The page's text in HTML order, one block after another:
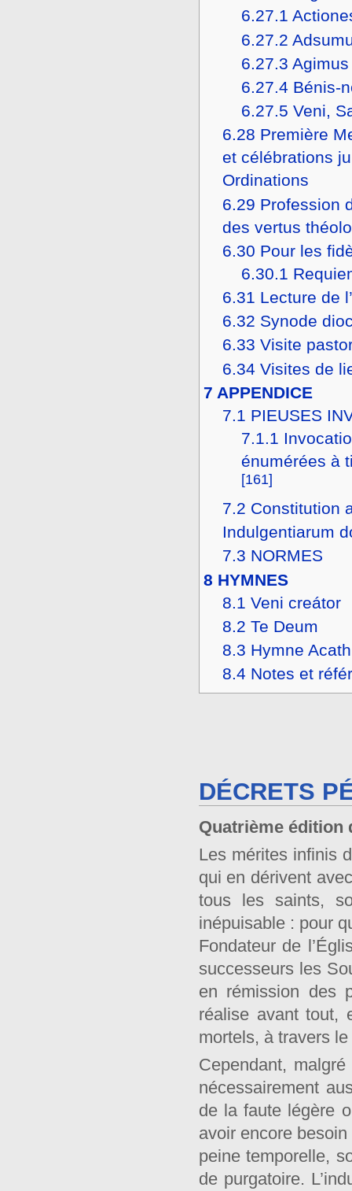
6.27.1
6.27.2
6.27.3
6.27.4 Bénis-
6.27.5 Veni,
6.28 Première
et célébrations
Ordinations
6.29 Profession
des vertus
6.30 Pour les
6.30.1
6.31 Lecture de
6.32 Synode
6.33 Visite
6.34 Visites de
7 APPENDICE
7.1 PIEUSES
7.1.1
énumérées à
[161]
7.2 Constitution
Indulgentiarum
7.3 NORMES
8 HYMNES
8.1 Veni creátor
8.2 Te Deum
8.3 Hymne
8.4 Notes et
DÉCRETS
Quatrième édition
Les mérites infinis
qui en dérivent
tous les saints,
inépuisable : pour
Fondateur de
successeurs les
en rémission des
réalise avant tout,
mortels, à travers
Cependant,
nécessairement
de la faute légère
avoir encore
peine temporelle,
de purgatoire.